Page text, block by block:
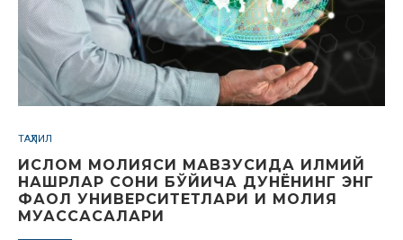
ТАҲЛИЛ
ИСЛОМ МОЛИЯСИ МАВЗУСИДА ИЛМИЙ
НАШРЛАР СОНИ БЎЙИЧА ДУНЁНИНГ ЭНГ
ФАОЛ УНИВЕРСИТЕТЛАРИ И МОЛИЯ
МУАССАСАЛАРИ